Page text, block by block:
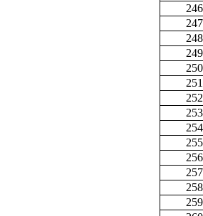
246
247
248
249
250
251
252
253
254
255
256
257
258
259